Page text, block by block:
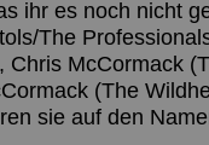
ihr es noch nicht
The
Chris McCormack
(The
sie auf den